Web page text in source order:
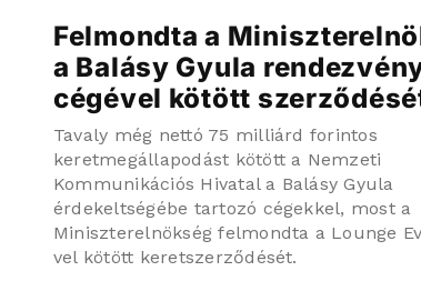
Felmondta a
a Balásy Gyula
cégével kötött
Tavaly még nettó 75 milliárd forintos
keretmegállapodást kötött a Nemzeti
Kommunikációs Hivatal a Balásy Gyula
érdekeltségébe tartozó cégekkel, most a
Miniszterelnökség felmondta a Lounge
vel kötött keretszerződését.